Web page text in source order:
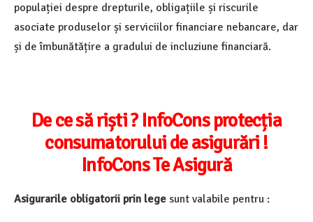
populației despre drepturile, obligațiile și riscurile
asociate produselor și serviciilor financiare nebancare, dar
și de îmbunătățire a gradului de incluziune financiară.
De ce să riști ? InfoCons protecția
consumatorului de asigurări !
InfoCons Te Asigură
Asigurarile obligatorii prin lege sunt valabile pentru :